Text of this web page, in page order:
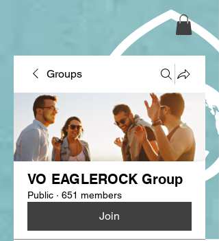
Groups
VO EAGLEROCK Group
Public · 651 members
Join